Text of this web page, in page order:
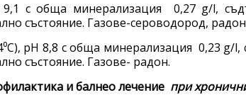
9,1 с обща минерализация 0,27 g/l,
състояние. Газове-сероводород,
рН 8,8 с обща минерализация 0,23 g/
състояние. Газове- радон.
и балнео лечение при